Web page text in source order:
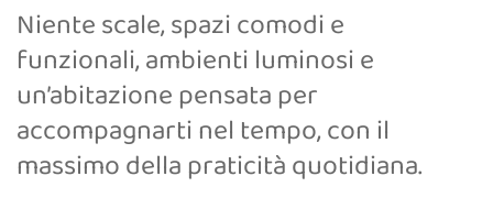
Niente scale, spazi comodi e
funzionali, ambienti luminosi e
un’abitazione pensata per
accompagnarti nel tempo, con il
massimo della praticità quotidiana.